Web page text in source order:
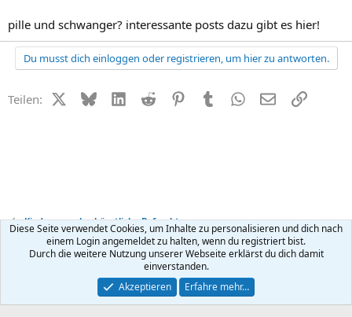
pille und schwanger? interessante posts dazu gibt es hier!
Du musst dich einloggen oder registrieren, um hier zu antworten.
Teilen: X (Twitter)
BlueskyLinkedIn
Reddit PinterestTumblr WhatsApp
E-MailLink
Kinderwunsch + künstliche Befruchtung
Kontakt Nutzungsbedingungen Datenschutz Hilfe
R
Community platform by XenForo ® © 2010-2026 XenForo Ltd.
Diese Seite verwendet Cookies, um Inhalte zu personalisieren und dich nach
einem Login angemeldet zu halten, wenn du registriert bist.
Durch die weitere Nutzung unserer Webseite erklärst du dich damit
einverstanden.
Akzeptieren
Erfahre mehr…